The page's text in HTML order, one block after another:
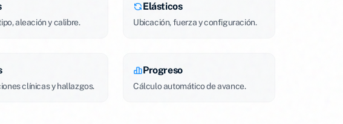
aleación y calibre.
Elásticos
Ubicación, fuerza y configuración.
clínicas y hallazgos.
Progreso
Cálculo automático de avance.